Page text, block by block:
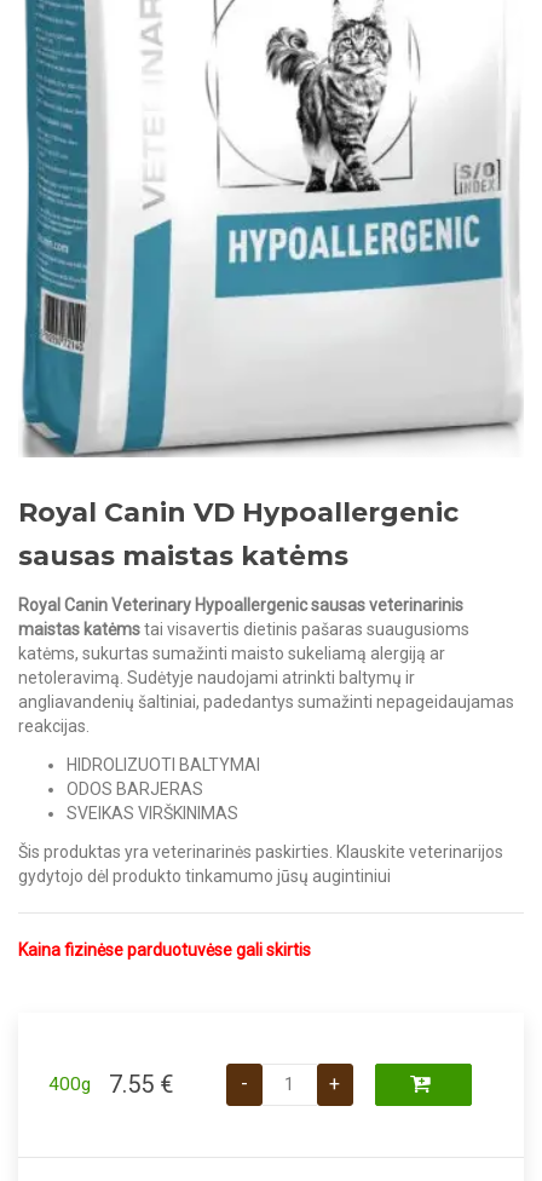
Royal Canin VD Hypoallergenic
sausas maistas katėms
Royal Canin Veterinary Hypoallergenic sausas veterinarinis
maistas katėmstai visavertis dietinis pašaras suaugusioms
katėms, sukurtas sumažinti maisto sukeliamą alergiją ar
netoleravimą. Sudėtyje naudojami atrinkti baltymų ir
angliavandenių šaltiniai, padedantys sumažinti nepageidaujamas
reakcijas.
HIDROLIZUOTI BALTYMAI
ODOS BARJERAS
SVEIKAS VIRŠKINIMAS
Šis produktas yra veterinarinės paskirties. Klauskite veterinarijos
gydytojo dėl produkto tinkamumo jūsų augintiniui
Kaina fizinėse parduotuvėse gali skirtis
400g 7.55 € -
produkto kiekis: Royal Canin VD
+